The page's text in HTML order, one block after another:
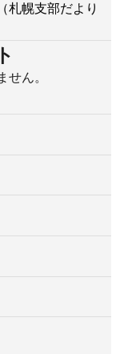
札幌支部だより
ん。